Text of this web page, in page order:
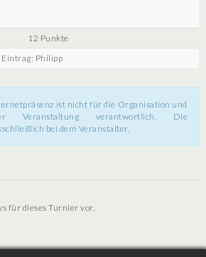
12 Punkte
Philipp
ist nicht für die Organisation und
Veranstaltung verantwortlich. Die
bei dem Veranstalter.
für dieses Turnier vor.